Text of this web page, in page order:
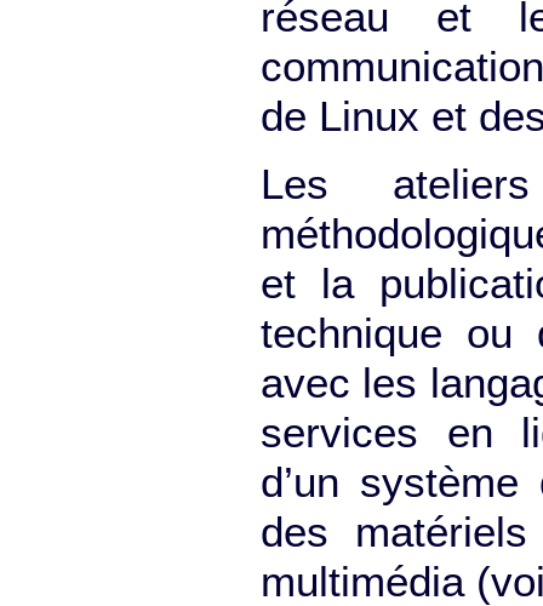
réseau et
de Linux et
Les
et la
technique ou
avec les
services en
d’un
des
multimédia